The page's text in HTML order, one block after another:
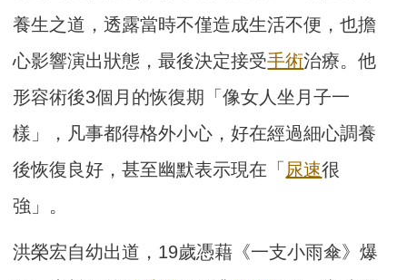
養生之道，透露當時不僅造成生活不便，也擔
心影響演出狀態，最後決定接受手術治療。他
形容術後3個月的恢復期「像女人坐月子一
樣」，凡事都得格外小心，好在經過細心調養
後恢復良好，甚至幽默表示現在「 尿速很
強」。
洪榮宏自幼出道，19歲憑藉《一支小雨傘》爆